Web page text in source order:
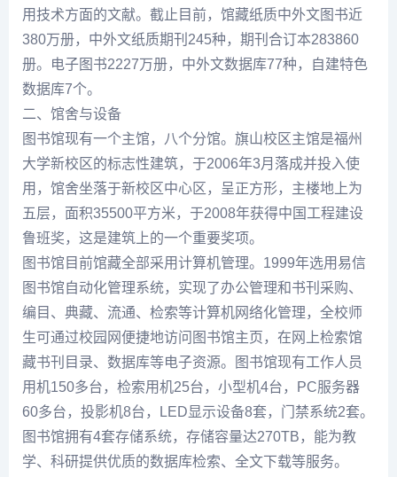
用技术方面的文献。截止目前，馆藏纸质中外文图书近
380万册，中外文纸质期刊245种，期刊合订本283860
册。电子图书2227万册，中外文数据库77种，自建特色
数据库7个。
二、馆舍与设备
图书馆现有一个主馆，八个分馆。旗山校区主馆是福州
大学新校区的标志性建筑，于2006年3月落成并投入使
用，馆舍坐落于新校区中心区，呈正方形，主楼地上为
五层，面积35500平方米，于2008年获得中国工程建设
鲁班奖，这是建筑上的一个重要奖项。
图书馆目前馆藏全部采用计算机管理。1999年选用易信
图书馆自动化管理系统，实现了办公管理和书刊采购、
编目、典藏、流通、检索等计算机网络化管理，全校师
生可通过校园网便捷地访问图书馆主页，在网上检索馆
藏书刊目录、数据库等电子资源。图书馆现有工作人员
用机150多台，检索用机25台，小型机4台，PC服务器
60多台，投影机8台，LED显示设备8套，门禁系统2套。
图书馆拥有4套存储系统，存储容量达270TB，能为教
学、科研提供优质的数据库检索、全文下载等服务。